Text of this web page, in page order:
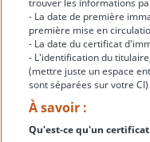
trouver les informations
- La date de première
première mise en
- La date du certificat
- L'identification du
(mettre juste un espace
sont séparées sur votre CI)
À savoir :
Qu'est-ce qu'un